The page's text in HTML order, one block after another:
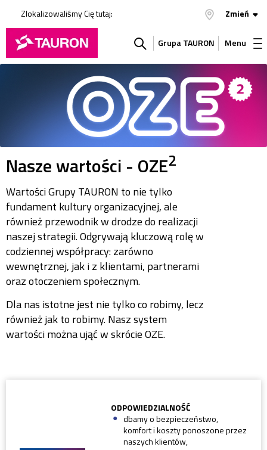
Zlokalizowaliśmy Cię tutaj: Zmień
w
serwisie
Grupa TAURON Menu
Nasze wartości - OZE2
Wartości Grupy TAURON to nie tylko
fundament kultury organizacyjnej, ale
również przewodnik w drodze do realizacji
naszej strategii. Odgrywają kluczową rolę w
codziennej współpracy: zarówno
wewnętrznej, jak i z klientami, partnerami
oraz otoczeniem społecznym.
Dla nas istotne jest nie tylko co robimy, lecz
również jak to robimy. Nasz system
wartości można ująć w skrócie OZE.
ODPOWIEDZIALNOŚĆ
dbamy o bezpieczeństwo,
komfort i koszty ponoszone przez
naszych klientów,